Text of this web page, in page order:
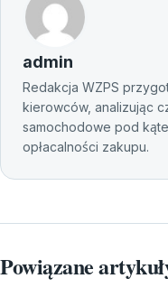
admin
Redakcja WZPS
kierowców, analizując
samochodowe pod
opłacalności zakupu.
Powiązane